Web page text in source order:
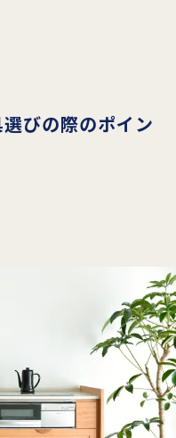
選びの際のポイン